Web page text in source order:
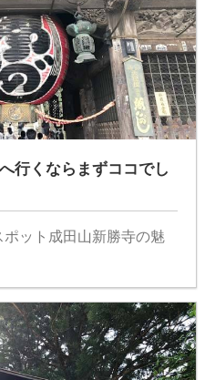
行くならまずココでし
ット成田山新勝寺の魅